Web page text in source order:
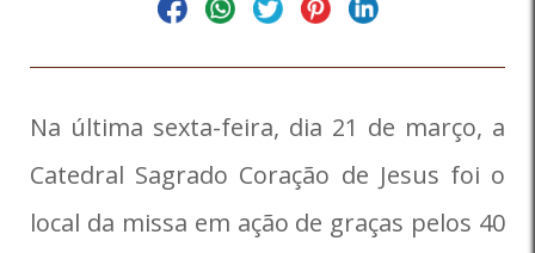
Na última sexta-feira, dia 21 de março, a
Catedral Sagrado Coração de Jesus foi o
local da missa em ação de graças pelos 40